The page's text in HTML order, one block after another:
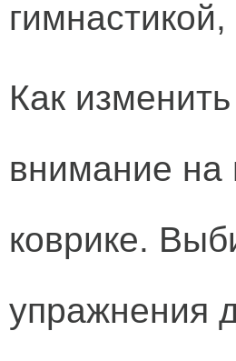
Как
внимание на
коврике.
упражнения